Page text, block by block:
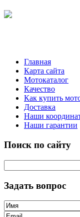
Главная
Карта сайта
Мотокаталог
Качество
Как купить
Доставка
Наши
Наши гарантии
Поиск по сайту
Задать вопрос